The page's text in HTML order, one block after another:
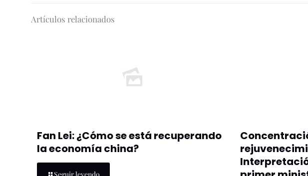
Artículos relacionados
Fan Lei: ¿Cómo se está recuperando
la economía china?